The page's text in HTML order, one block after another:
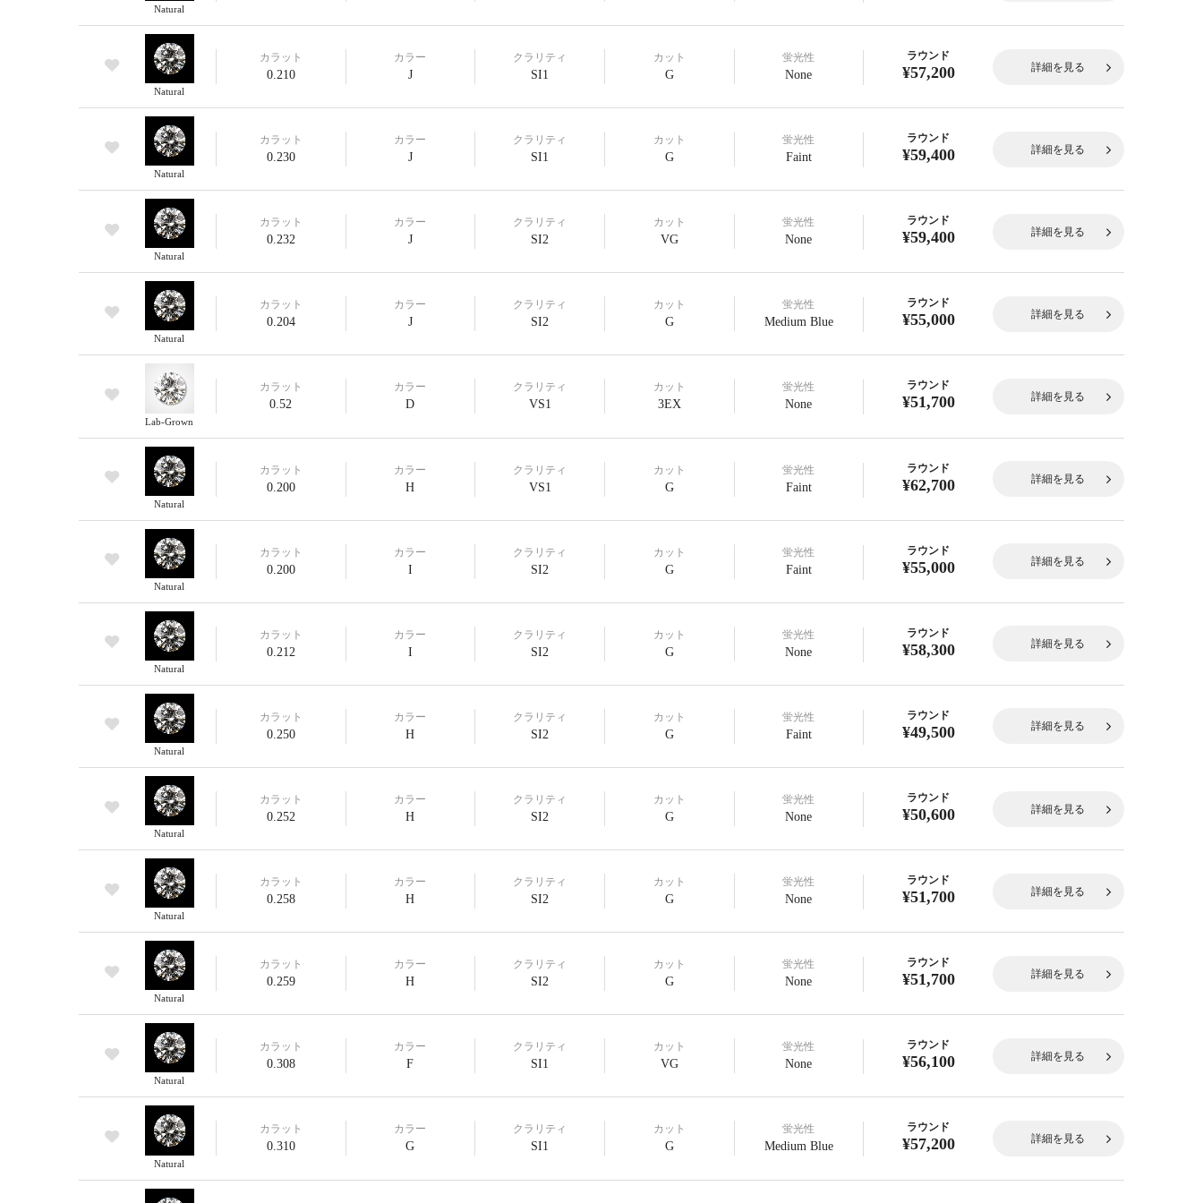
Natural
Natural
カラット
0.210
カラー
J
クラリティ
SI1
カット
G
蛍光性
None
ラウンド
¥57,200 詳細を見る
Natural
カラット
0.230
カラー
J
クラリティ
SI1
カット
G
蛍光性
Faint
ラウンド
¥59,400 詳細を見る
Natural
カラット
0.232
カラー
J
クラリティ
SI2
カット
VG
蛍光性
None
ラウンド
¥59,400 詳細を見る
Natural
カラット
0.204
カラー
J
クラリティ
SI2
カット
G
蛍光性
Medium Blue
ラウンド
¥55,000 詳細を見る
Lab-Grown
カラット
0.52
カラー
D
クラリティ
VS1
カット
3EX
蛍光性
None
ラウンド
¥51,700 詳細を見る
Natural
カラット
0.200
カラー
H
クラリティ
VS1
カット
G
蛍光性
Faint
ラウンド
¥62,700 詳細を見る
Natural
カラット
0.200
カラー
I
クラリティ
SI2
カット
G
蛍光性
Faint
ラウンド
¥55,000 詳細を見る
Natural
カラット
0.212
カラー
I
クラリティ
SI2
カット
G
蛍光性
None
ラウンド
¥58,300 詳細を見る
Natural
カラット
0.250
カラー
H
クラリティ
SI2
カット
G
蛍光性
Faint
ラウンド
¥49,500 詳細を見る
Natural
カラット
0.252
カラー
H
クラリティ
SI2
カット
G
蛍光性
None
ラウンド
¥50,600 詳細を見る
Natural
カラット
0.258
カラー
H
クラリティ
SI2
カット
G
蛍光性
None
ラウンド
¥51,700 詳細を見る
Natural
カラット
0.259
カラー
H
クラリティ
SI2
カット
G
蛍光性
None
ラウンド
¥51,700 詳細を見る
Natural
カラット
0.308
カラー
F
クラリティ
SI1
カット
VG
蛍光性
None
ラウンド
¥56,100 詳細を見る
Natural
カラット
0.310
カラー
G
クラリティ
SI1
カット
G
蛍光性
Medium Blue
ラウンド
¥57,200 詳細を見る